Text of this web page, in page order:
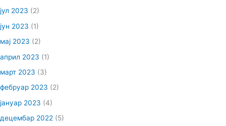
јул 2023 (2)
јун 2023 (1)
мај 2023 (2)
април 2023 (1)
март 2023 (3)
фебруар 2023 (2)
јануар 2023 (4)
децембар 2022 (5)